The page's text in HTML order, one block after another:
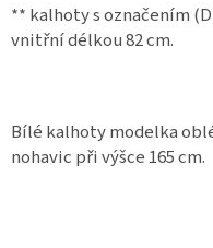
** kalhoty s označením
vnitřní délkou 82 cm.
Bílé kalhoty modelka
nohavic při výšce 165 cm.